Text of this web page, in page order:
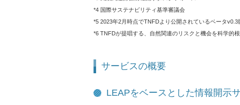
*4 国際サステナビリティ基準審議会
*5 2023年2月時点でTNFDより公開されているベータv0.3
*6 TNFDが提唱する、⾃然関連のリスクと機会を科学的
サービスの概要
LEAPをベースとした情報開示